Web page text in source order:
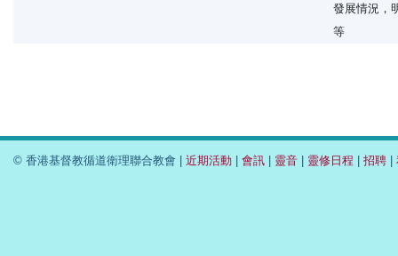
發展情況，
等
© 香港基督教循道衛理聯合教會 | 近期活動 | 會訊 | 靈音 | 靈修日程 | 招聘 |